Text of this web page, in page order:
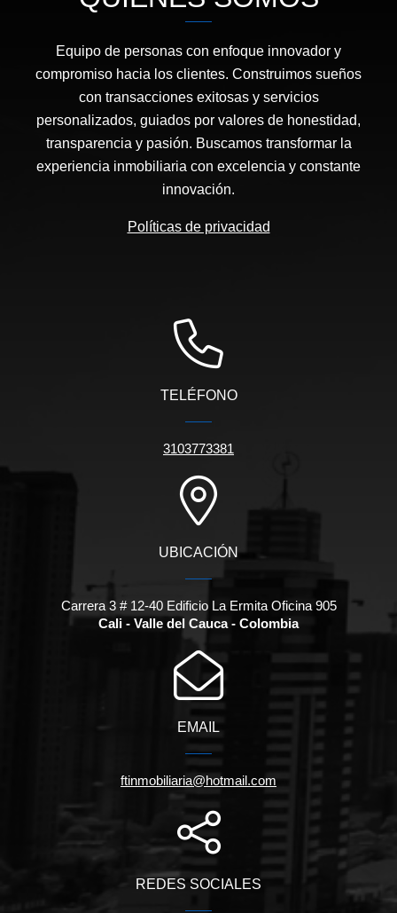
Equipo de personas con enfoque innovador y
compromiso hacia los clientes. Construimos sueños
con transacciones exitosas y servicios
personalizados, guiados por valores de honestidad,
transparencia y pasión. Buscamos transformar la
experiencia inmobiliaria con excelencia y constante
innovación.
Políticas de privacidad
TELÉFONO
3103773381
UBICACIÓN
Carrera 3 # 12-40 Edificio La Ermita Oficina 905
Cali - Valle del Cauca - Colombia
EMAIL
ftinmobiliaria@hotmail.com
REDES SOCIALES